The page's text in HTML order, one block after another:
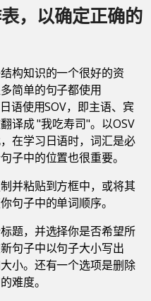
，以确定正确的
构知识的一个很好的资
简单的句子都使用
语使用SOV，即主语、宾
译成 "我吃寿司"。以OSV
在学习日语时，词汇是必
子中的位置也很重要。
并粘贴到方框中，或将其
句子中的单词顺序。
题，并选择你是否希望所
句子中以句子大小写出
小。还有一个选项是删除
难度。